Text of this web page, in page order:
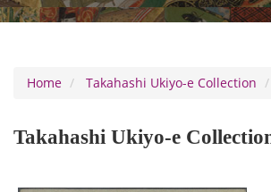
Home
Takahashi Ukiyo-e Collection
Takahashi Ukiyo-e